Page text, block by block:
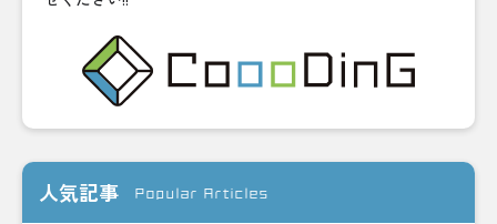
人気記事 Popular Articles